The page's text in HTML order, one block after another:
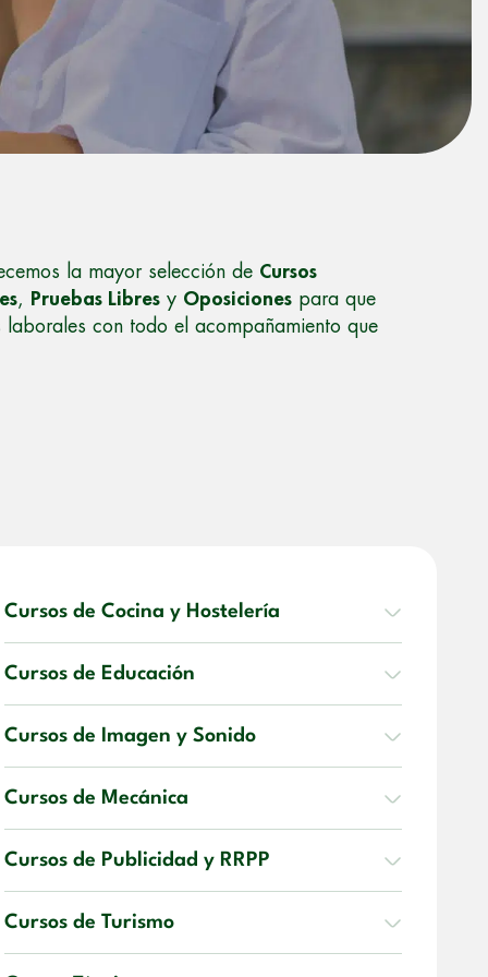
la mayor selección de Cursos
, Pruebas Libres y Oposiciones para que
laborales con todo el acompañamiento que
Cursos de Cocina y Hostelería
Cursos de Educación
Cursos de Imagen y Sonido
Cursos de Mecánica
Cursos de Publicidad y RRPP
Cursos de Turismo